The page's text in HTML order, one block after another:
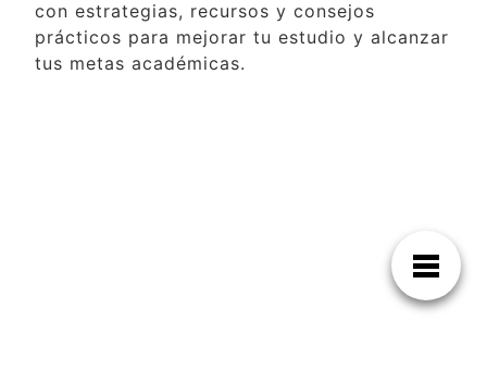
con estrategias, recursos y consejos
prácticos para mejorar tu estudio y alcanzar
tus metas académicas.